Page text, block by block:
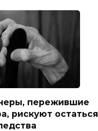
пережившие
рискуют остаться